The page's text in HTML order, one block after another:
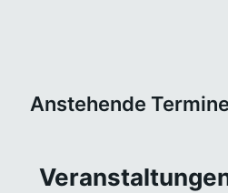
Anstehende Termine